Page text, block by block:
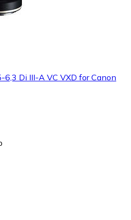
Di III-A VC VXD for Canon